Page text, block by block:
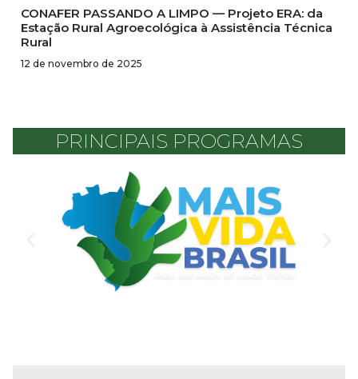
CONAFER PASSANDO A LIMPO — Projeto ERA: da
Estação Rural Agroecológica à Assistência Técnica
Rural
12 de novembro de 2025
PRINCIPAIS PROGRAMAS